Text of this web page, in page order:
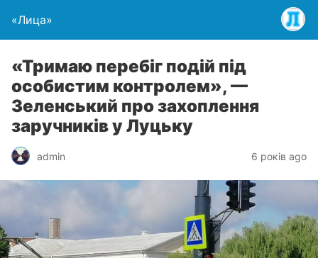
«Лица»
«Тримаю перебіг подій під
особистим контролем», —
Зеленський про захоплення
заручників у Луцьку
admin 6 років ago